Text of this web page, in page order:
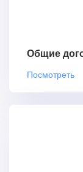
Общие
Посмотреть